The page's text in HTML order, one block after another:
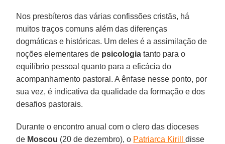
Nos presbíteros das várias confissões cristãs, há
muitos traços comuns além das diferenças
dogmáticas e históricas. Um deles é a assimilação de
noções elementares de psicologia tanto para o
equilíbrio pessoal quanto para a eficácia do
acompanhamento pastoral. A ênfase nesse ponto, por
sua vez, é indicativa da qualidade da formação e dos
desafios pastorais.
Durante o encontro anual com o clero das dioceses
de Moscou (20 de dezembro), o Patriarca Kirilldisse